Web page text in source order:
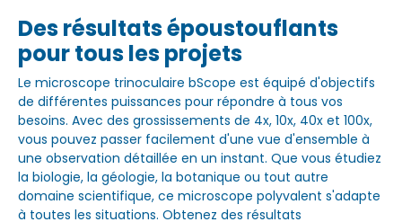
Des résultats époustouflants
pour tous les projets
Le microscope trinoculaire bScope est équipé d'objectifs
de différentes puissances pour répondre à tous vos
besoins. Avec des grossissements de 4x, 10x, 40x et 100x,
vous pouvez passer facilement d'une vue d'ensemble à
une observation détaillée en un instant. Que vous étudiez
la biologie, la géologie, la botanique ou tout autre
domaine scientifique, ce microscope polyvalent s'adapte
à toutes les situations. Obtenez des résultats